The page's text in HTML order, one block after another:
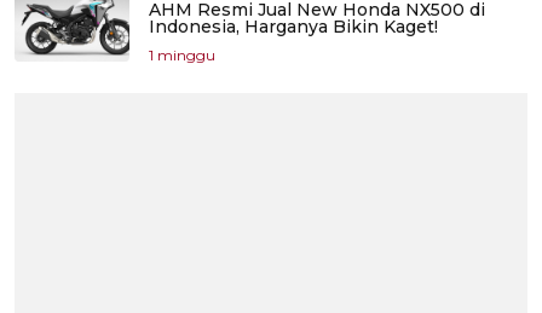
AHM Resmi Jual New Honda NX500 di
Indonesia, Harganya Bikin Kaget!
1 minggu